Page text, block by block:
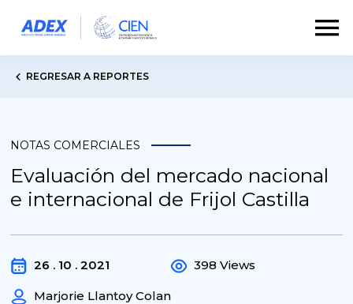
REGRESAR A REPORTES
NOTAS COMERCIALES
Evaluación del mercado nacional
e internacional de Frijol Castilla
26 . 10 . 2021
Marjorie Llantoy Colan
398 Views